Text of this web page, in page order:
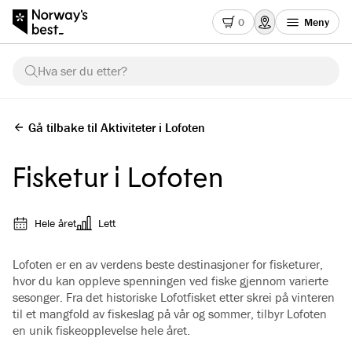
0 Meny
Hva ser du etter?
Gå tilbake til Aktiviteter i Lofoten
Fisketur i Lofoten
Hele året Lett
Lofoten er en av verdens beste destinasjoner for fisketurer,
hvor du kan oppleve spenningen ved fiske gjennom varierte
sesonger. Fra det historiske Lofotfisket etter skrei på vinteren
til et mangfold av fiskeslag på vår og sommer, tilbyr Lofoten
en unik fiskeopplevelse hele året.